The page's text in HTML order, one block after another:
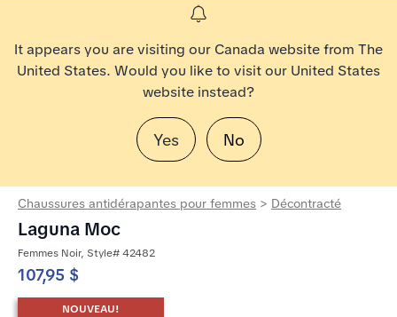
It appears you are visiting our Canada website from The
United States. Would you like to visit our United States
website instead?
Yes No
Chaussures antidérapantes pour femmes > Décontracté
Laguna Moc
Femmes Noir, Style# 42482
107,95 $
NOUVEAU!